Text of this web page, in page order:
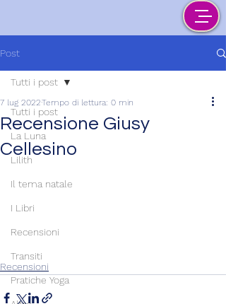
Post
Tutti i post
La Luna
Lilith
Il tema natale
I Libri
Recensioni
Transiti
Pratiche Yoga
Tutti i post
Recensione Giusy
Cellesino
7 lug 2022Tempo di lettura: 0 min
Recensioni